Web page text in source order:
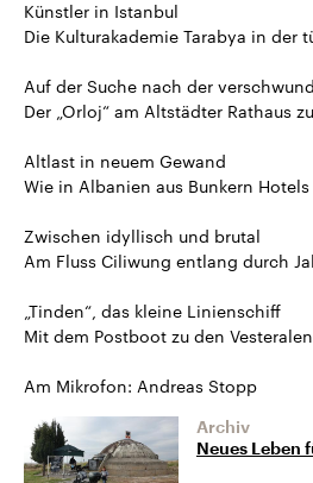
Künstler in Istanbul
Die Kulturakademie Tarabya in der
Auf der Suche nach der
Der „Orloj“ am Altstädter Rathaus
Altlast in neuem Gewand
Wie in Albanien aus Bunkern
Zwischen idyllisch und brutal
Am Fluss Ciliwung entlang durch
„Tinden“, das kleine Linienschiff
Mit dem Postboot zu den
Am Mikrofon: Andreas Stopp
Archiv
Neues Leben